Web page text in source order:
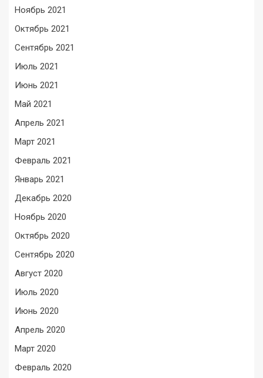
Ноябрь 2021
Октябрь 2021
Сентябрь 2021
Июль 2021
Июнь 2021
Май 2021
Апрель 2021
Март 2021
Февраль 2021
Январь 2021
Декабрь 2020
Ноябрь 2020
Октябрь 2020
Сентябрь 2020
Август 2020
Июль 2020
Июнь 2020
Апрель 2020
Март 2020
Февраль 2020